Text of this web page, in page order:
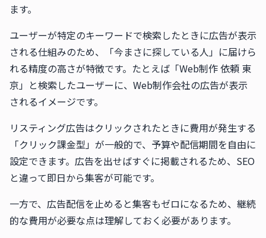
ます。
ユーザーが特定のキーワードで検索したときに広告が表示
される仕組みのため、「今まさに探している人」に届けら
れる精度の高さが特徴です。たとえば「Web制作 依頼 東
京」と検索したユーザーに、Web制作会社の広告が表示
されるイメージです。
リスティング広告はクリックされたときに費用が発生する
「クリック課金型」が一般的で、予算や配信期間を自由に
設定できます。広告を出せばすぐに掲載されるため、SEO
と違って即日から集客が可能です。
一方で、広告配信を止めると集客もゼロになるため、継続
的な費用が必要な点は理解しておく必要があります。